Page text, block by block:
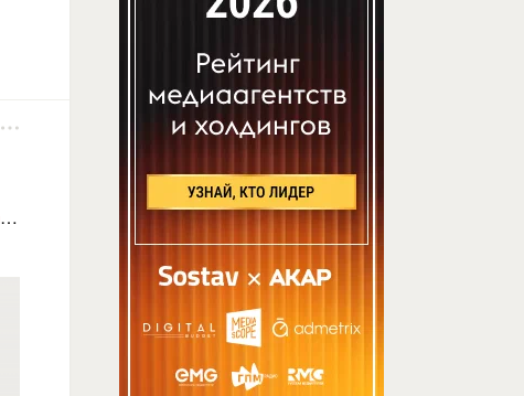
Digital (web-дизайн, интернет-реклама и продвижение, интернет-сообщества и блоги, интернет-коммуникации, мобильный маркетинг, реклама на цифровых экранах)